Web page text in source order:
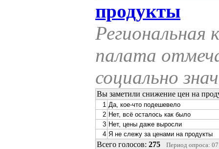
продукты
Региональная
палата
социально
Вы заметили снижение цен на
1 Да, кое-что подешевело
2 Нет, всё осталось как было
3 Нет, цены даже выросли
4 Я не слежу за ценами на продукты
Всего голосов: 275 Период опроса: